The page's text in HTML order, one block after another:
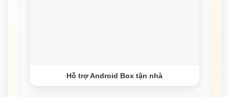
Hỗ trợ Android Box tận nhà